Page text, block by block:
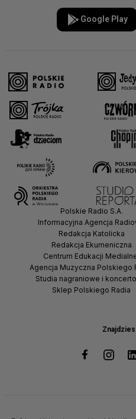
Google Play
Polskie Radio S.A.
Informacyjna Agencja
Redakcja Katolicka
Redakcja Ekumeniczna
Centrum Edukacji
Agencja Muzyczna Polskiego
Studia nagraniowe i
Sklep Polskiego Radia